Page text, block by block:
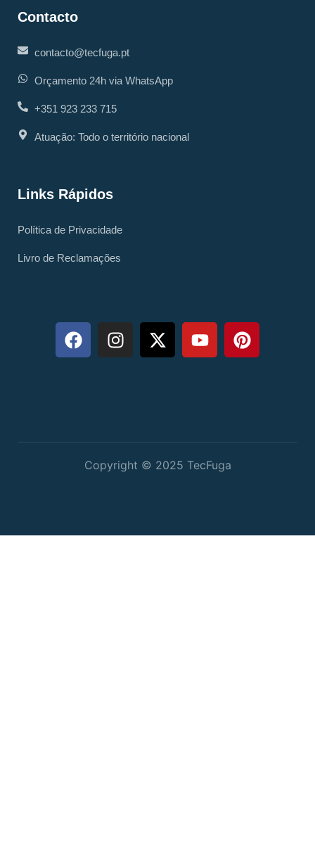
Contacto
contacto@tecfuga.pt
Orçamento 24h via WhatsApp
+351 923 233 715
Atuação: Todo o território nacional
Links Rápidos
Política de Privacidade
Livro de Reclamações
Copyright © 2025 TecFuga